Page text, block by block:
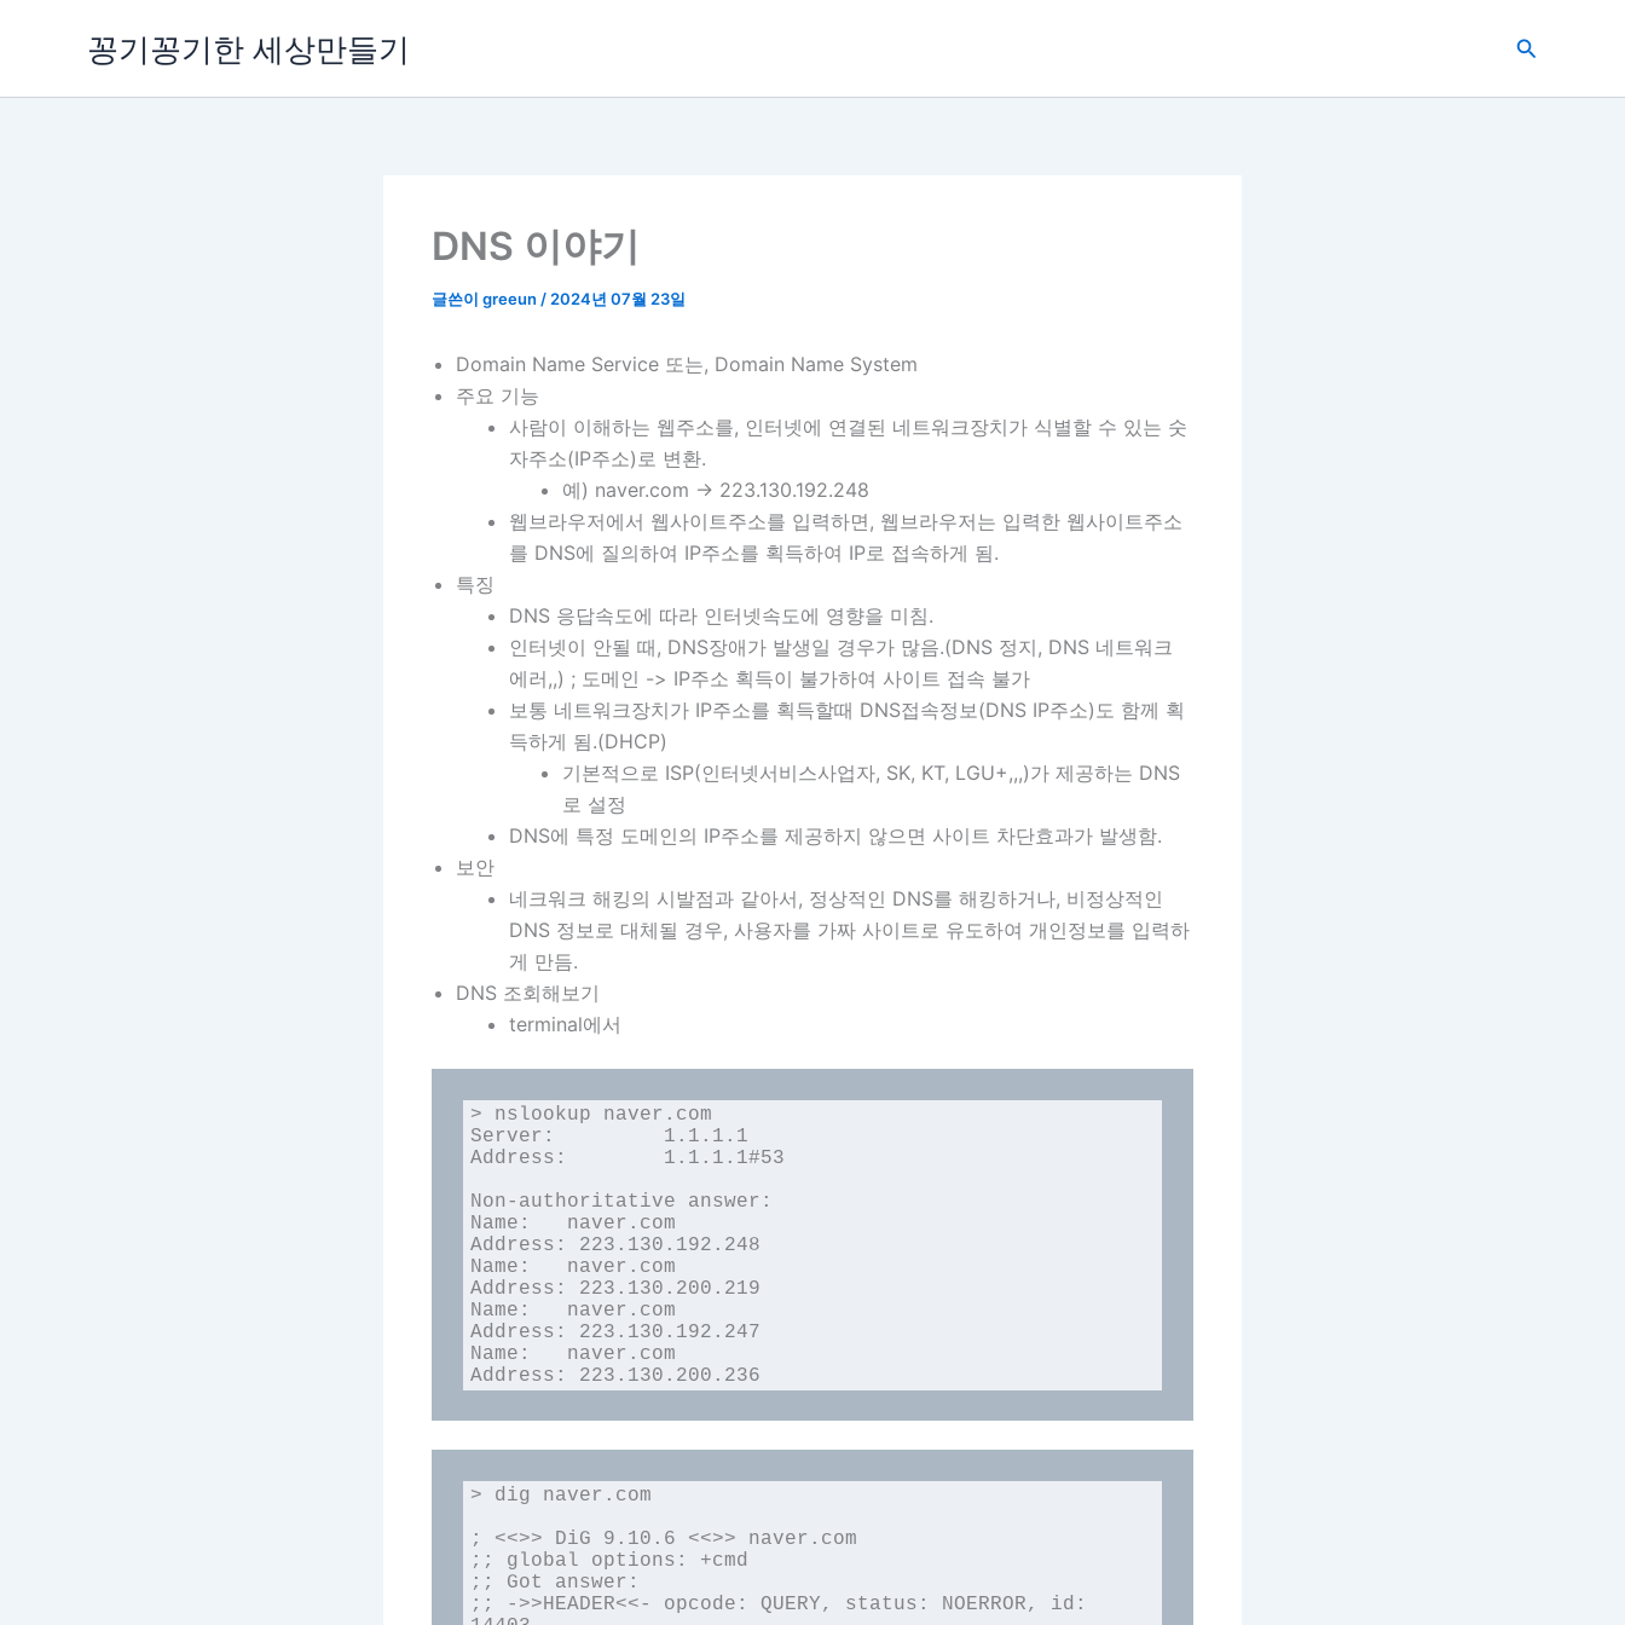
꽁기꽁기한 세상만들기
검
DNS 이야기
글쓴이 greeun / 2024년 07월 23일
Domain Name Service 또는, Domain Name System
주요 기능
사람이 이해하는 웹주소를, 인터넷에 연결된 네트워크장치가 식별할 수 있는 숫
자주소(IP주소)로 변환.
예) naver.com -> 223.130.192.248
웹브라우저에서 웹사이트주소를 입력하면, 웹브라우저는 입력한 웹사이트주소
를 DNS에 질의하여 IP주소를 획득하여 IP로 접속하게 됨.
특징
DNS 응답속도에 따라 인터넷속도에 영향을 미침.
인터넷이 안될 때, DNS장애가 발생일 경우가 많음.(DNS 정지, DNS 네트워크
에러,,) ; 도메인 -> IP주소 획득이 불가하여 사이트 접속 불가
보통 네트워크장치가 IP주소를 획득할때 DNS접속정보(DNS IP주소)도 함께 획
득하게 됨.(DHCP)
기본적으로 ISP(인터넷서비스사업자, SK, KT, LGU+,,,)가 제공하는 DNS
로 설정
DNS에 특정 도메인의 IP주소를 제공하지 않으면 사이트 차단효과가 발생함.
보안
네크워크 해킹의 시발점과 같아서, 정상적인 DNS를 해킹하거나, 비정상적인
DNS 정보로 대체될 경우, 사용자를 가짜 사이트로 유도하여 개인정보를 입력하
게 만듬.
DNS 조회해보기
terminal에서
> nslookup naver.com
Server:		1.1.1.1
Address:	1.1.1.1#53
Non-authoritative answer:
Name:	naver.com
Address: 223.130.192.248
Name:	naver.com
Address: 223.130.200.219
Name:	naver.com
Address: 223.130.192.247
Name:	naver.com
Address: 223.130.200.236
> dig naver.com
; <<>> DiG 9.10.6 <<>> naver.com
;; global options: +cmd
;; Got answer:
;; ->>HEADER<<- opcode: QUERY, status: NOERROR, id: